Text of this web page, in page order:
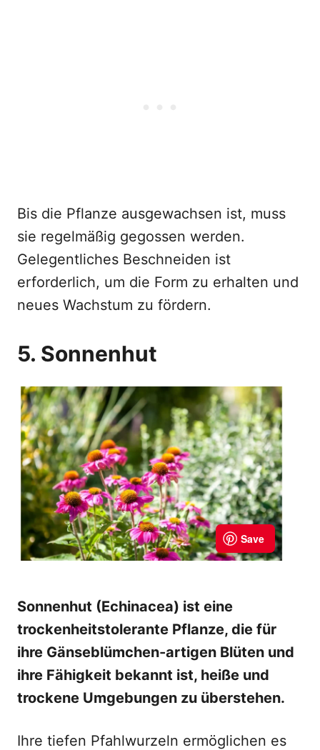
Bis die Pflanze ausgewachsen ist, muss
sie regelmäßig gegossen werden.
Gelegentliches Beschneiden ist
erforderlich, um die Form zu erhalten und
neues Wachstum zu fördern.
5. Sonnenhut
Sonnenhut (Echinacea) ist eine
trockenheitstolerante Pflanze, die für
ihre Gänseblümchen-artigen Blüten und
ihre Fähigkeit bekannt ist, heiße und
trockene Umgebungen zu überstehen.
Ihre tiefen Pfahlwurzeln ermöglichen es